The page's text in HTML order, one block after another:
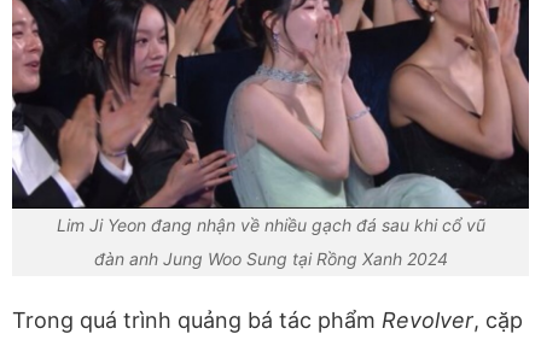
Lim Ji Yeon đang nhận về nhiều gạch đá sau khi cổ vũ
đàn anh Jung Woo Sung tại Rồng Xanh 2024
Trong quá trình quảng bá tác phẩm Revolver, cặp